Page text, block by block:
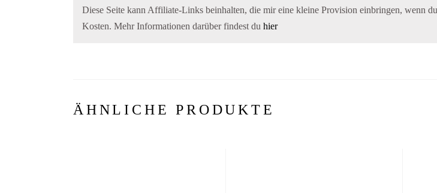
Diese Seite kann Affiliate-Links beinhalten, die mir eine kleine Provision einbringen, wenn
Kosten. Mehr Informationen darüber findest du hier
ÄHNLICHE PRODUKTE